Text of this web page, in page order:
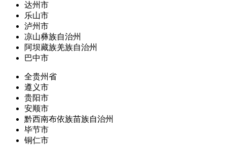
达州市
乐山市
泸州市
凉山彝族自治州
阿坝藏族羌族自治州
巴中市
全贵州省
遵义市
贵阳市
安顺市
黔西南布依族苗族自治州
毕节市
铜仁市